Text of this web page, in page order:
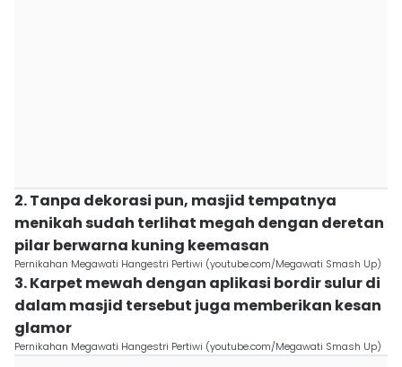
2. Tanpa dekorasi pun, masjid tempatnya
menikah sudah terlihat megah dengan deretan
pilar berwarna kuning keemasan
Pernikahan Megawati Hangestri Pertiwi (youtube.com/Megawati Smash Up)
3. Karpet mewah dengan aplikasi bordir sulur di
dalam masjid tersebut juga memberikan kesan
glamor
Pernikahan Megawati Hangestri Pertiwi (youtube.com/Megawati Smash Up)